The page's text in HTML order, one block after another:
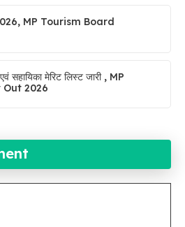
2026, MP Tourism Board
सहायिका मेरिट लिस्ट जारी , MP
2026